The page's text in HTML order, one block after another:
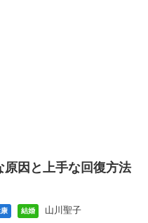
因と上手な回復方法
結婚 山川聖子